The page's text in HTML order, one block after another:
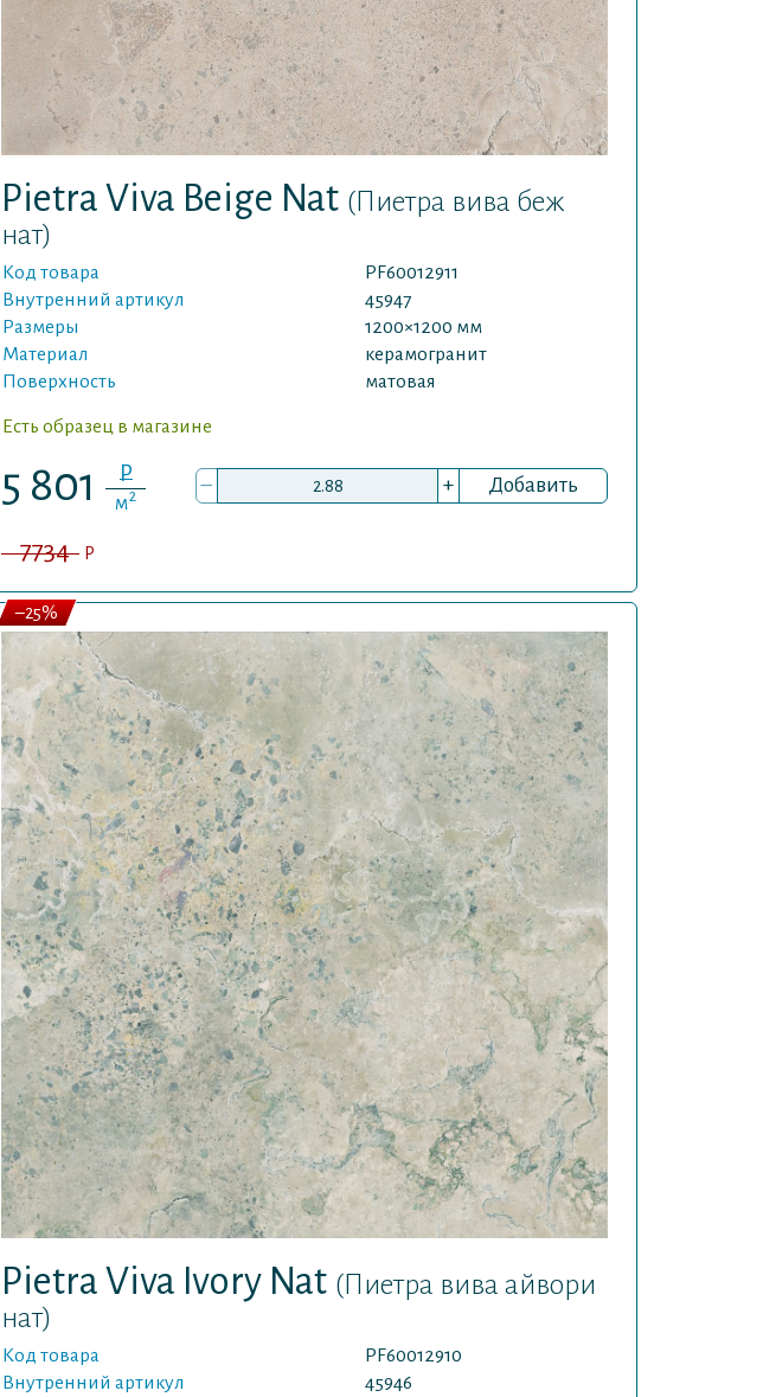
Pietra Viva Beige Nat (Пиетра вива беж
нат)
Код товара
PF60012911
Внутренний артикул
45947
Размеры
1200×1200 мм
Материал
керамогранит
Поверхность
матовая
Есть образец в магазине
5 801 P
м2 – + Добавить
7734 P
Pietra Viva Ivory Nat (Пиетра вива айвори
нат)
Код товара
PF60012910
Внутренний артикул
45946
–25%